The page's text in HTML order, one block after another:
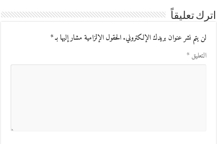
اترك تعليقاً
لن يتم نشر عنوان بريدك الإلكتروني.الحقول الإلزامية مشار إليها بـ*
التعليق*